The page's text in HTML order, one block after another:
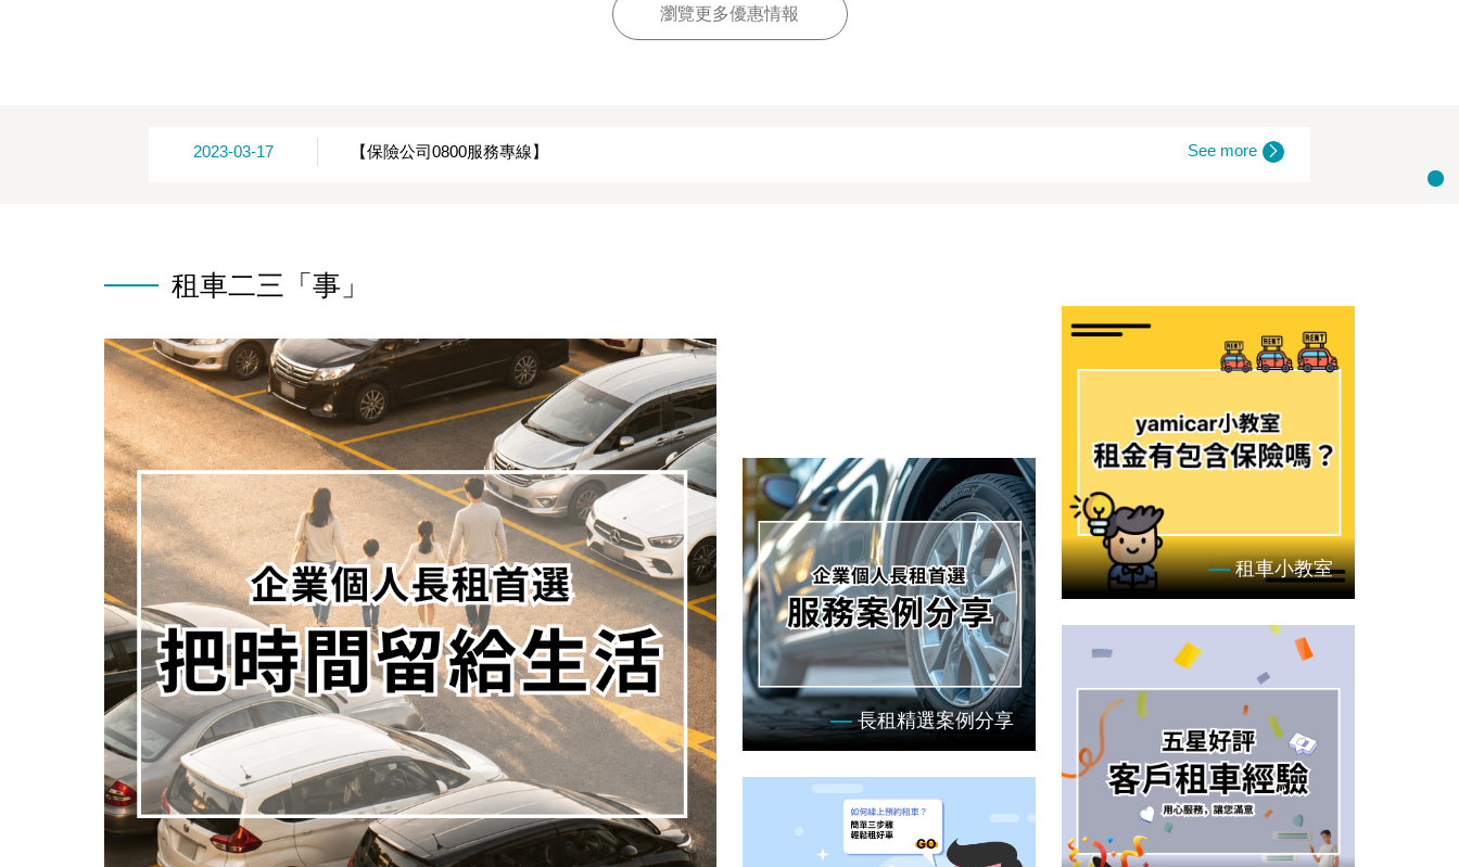
瀏覽更多優惠情報
2023-03-17 【保險公司0800服務專線】 See more
租車二三「事」
長租精選案例分享
租車小教室
租車你不知道的事